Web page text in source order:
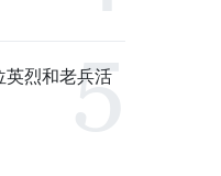
英烈和老兵活